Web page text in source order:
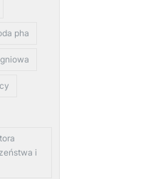
pha
i